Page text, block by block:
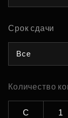
Срок сдачи
Все
Количество
С 1